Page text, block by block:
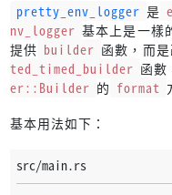
pretty_env_logger 是
nv_logger 基本上是一樣
提供 builder 函數，而
ted_timed_builder 函數
er::Builder 的 format
基本用法如下：
src/main.rs